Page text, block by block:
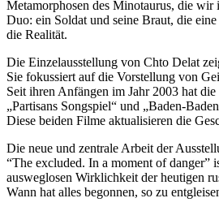
Metamorphosen des Minotaurus, die
Duo: ein Soldat und seine Braut, die
die Realität.
Die Einzelausstellung von Chto Delat
Sie fokussiert auf die Vorstellung von
Seit ihren Anfängen im Jahr 2003 hat
„Partisans Songspiel“ und „Baden-
Diese beiden Filme aktualisieren die
Die neue und zentrale Arbeit der
“The excluded. In a moment of danger”
ausweglosen Wirklichkeit der heutigen
Wann hat alles begonnen, so zu